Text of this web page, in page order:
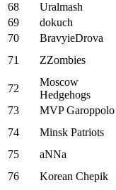
68
Uralmash
69
dokuch
70
BravyieDrova
71
ZZombies
72
Moscow
Hedgehogs
73
MVP Garoppolo
74
Minsk Patriots
75
aNNa
76
Korean Chepik